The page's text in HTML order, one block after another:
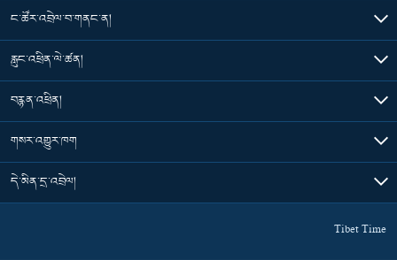
ང་ཚོར་འབྲེལ་བ་གནང་ན།
རླུང་འཕྲིན་ལེ་ཚན།
བརྙན་འཕྲིན།
གསར་འགྱུར་ཁག
དེ་མིན་དྲ་འབྲེལ།
Tibet Time